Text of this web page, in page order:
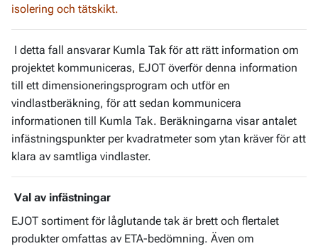
isolering och tätskikt.
I detta fall ansvarar Kumla Tak för att rätt information om
projektet kommuniceras, EJOT överför denna information
till ett dimensioneringsprogram och utför en
vindlastberäkning, för att sedan kommunicera
informationen till Kumla Tak. Beräkningarna visar antalet
infästningspunkter per kvadratmeter som ytan kräver för att
klara av samtliga vindlaster.
Val av infästningar
EJOT sortiment för låglutande tak är brett och flertalet
produkter omfattas av ETA-bedömning. Även om